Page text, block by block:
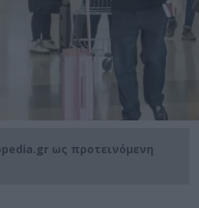
ως προτεινόμενη